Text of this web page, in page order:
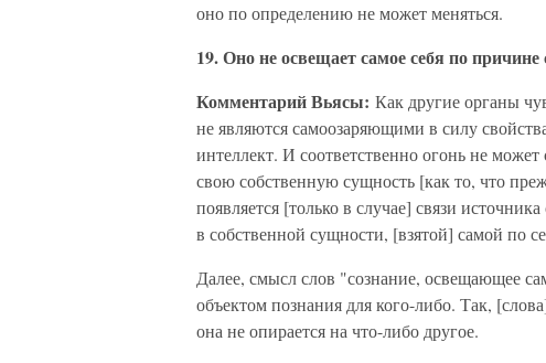
оно по определению не может меняться.
19. Оно не освещает самое себя по
Комментарий Вьясы: Как другие органы
не являются самоозаряющими в силу
интеллект. И соответственно огонь не
свою собственную сущность [как то, что
появляется [только в случае] связи
в собственной сущности, [взятой] самой по
Далее, смысл слов "сознание, освещающее
объектом познания для кого-либо. Так,
она не опирается на что-либо другое.